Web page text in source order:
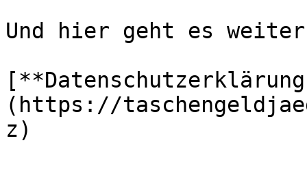
Und hier geht es
(https://